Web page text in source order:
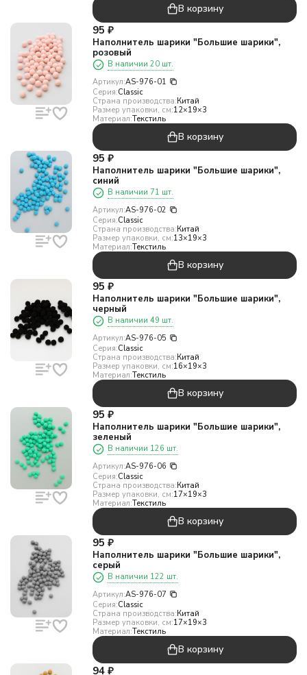
В корзину
95 ₽
Наполнитель шарики "Большие шарики",
розовый
В наличии 20 шт.
Артикул:AS-976-01
Серия:Classic
Страна производства:Китай
Размер упаковки, см:12×19×3
Материал:Текстиль
В корзину
95 ₽
Наполнитель шарики "Большие шарики",
синий
В наличии 71 шт.
Артикул:AS-976-02
Серия:Classic
Страна производства:Китай
Размер упаковки, см:13×19×3
Материал:Текстиль
В корзину
95 ₽
Наполнитель шарики "Большие шарики",
черный
В наличии 49 шт.
Артикул:AS-976-05
Серия:Classic
Страна производства:Китай
Размер упаковки, см:16×19×3
Материал:Текстиль
В корзину
95 ₽
Наполнитель шарики "Большие шарики",
зеленый
В наличии 126 шт.
Артикул:AS-976-06
Серия:Classic
Страна производства:Китай
Размер упаковки, см:17×19×3
Материал:Текстиль
В корзину
95 ₽
Наполнитель шарики "Большие шарики",
серый
В наличии 122 шт.
Артикул:AS-976-07
Серия:Classic
Страна производства:Китай
Размер упаковки, см:17×19×3
Материал:Текстиль
В корзину
94 ₽